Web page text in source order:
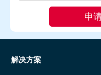
解决方案